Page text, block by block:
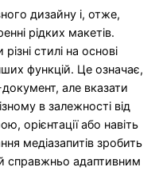
дизайну і, отже,
рідких макетів.
стилі на основі
функцій. Це означає,
але вказати
в залежності від
орієнтації або навіть
медіазапитів зробить
справжньо адаптивним